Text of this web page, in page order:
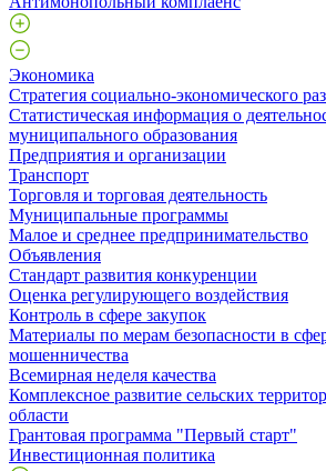
Экономика
Стратегия социально-экономического
Статистическая информация о
муниципального образования
Предприятия и организации
Транспорт
Торговля и торговая деятельность
Муниципальные программы
Малое и среднее предпринимательство
Объявления
Стандарт развития конкуренции
Оценка регулирующего воздействия
Контроль в сфере закупок
Материалы по мерам безопасности в
мошенничества
Всемирная неделя качества
Комплексное развитие сельских
области
Грантовая программа "Первый старт"
Инвестиционная политика